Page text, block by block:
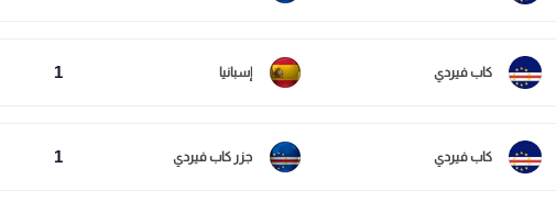
كاب فيردي إسبانيا 1
كاب فيردي جزر كاب فيردي 1